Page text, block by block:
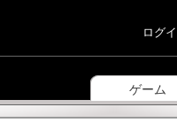
ログ
ゲーム